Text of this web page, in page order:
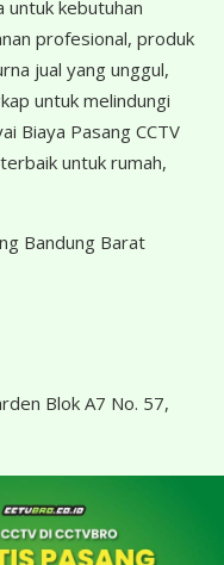
untuk kebutuhan
profesional, produk
jual yang unggul,
untuk melindungi
Biaya Pasang CCTV
untuk rumah,
Bandung Barat
Blok A7 No. 57,